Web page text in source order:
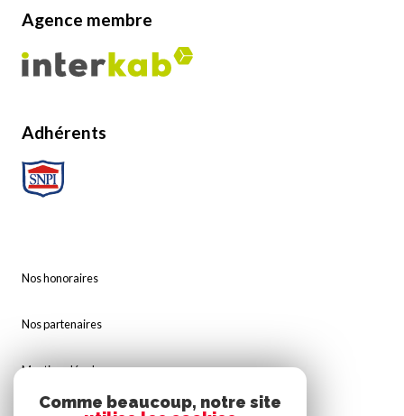
Agence membre
Adhérents
Nos honoraires
Nos partenaires
Mentions légales
Comme beaucoup, notre site